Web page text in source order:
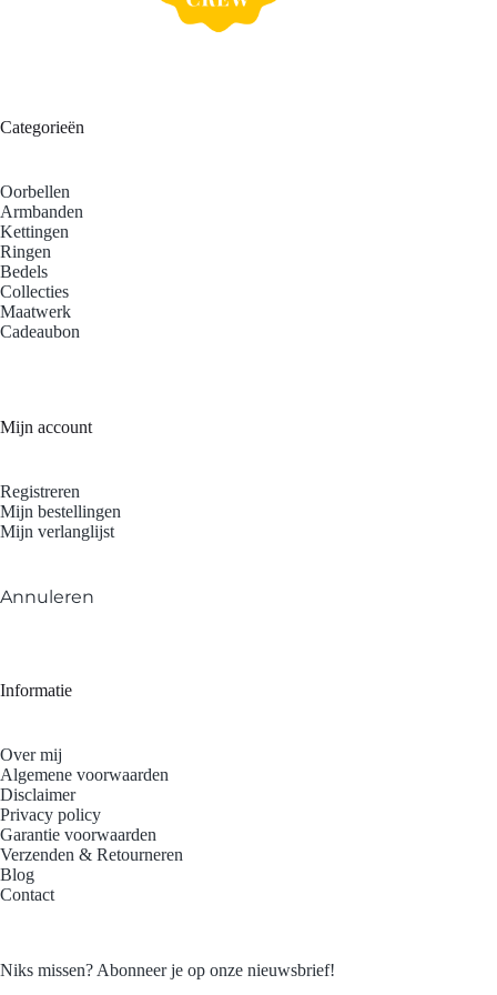
Categorieën
Oorbellen
Armbanden
Kettingen
Ringen
Bedels
Collecties
Maatwerk
Cadeaubon
Mijn account
Registreren
Mijn bestellingen
Mijn verlanglijst
Annuleren
Informatie
Over mij
Algemene voorwaarden
Disclaimer
Privacy policy
Garantie voorwaarden
Verzenden & Retourneren
Blog
Contact
Niks missen? Abonneer je op onze nieuwsbrief!